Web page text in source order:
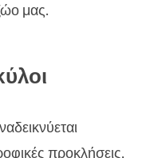
μας.
προκλήσεις,